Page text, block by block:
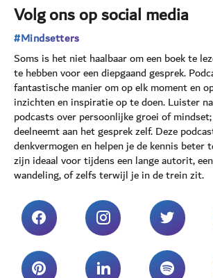
Volg ons op social media
#Mindsetters
Soms is het niet haalbaar om een boek te
te hebben voor een diepgaand gesprek.
fantastische manier om op elk moment en
inzichten en inspiratie op te doen. Luister
podcasts over persoonlijke groei of
deelneemt aan het gesprek zelf. Deze
denkvermogen en helpen je de kennis beter
zijn ideaal voor tijdens een lange autorit,
wandeling, of zelfs terwijl je in de trein zit.